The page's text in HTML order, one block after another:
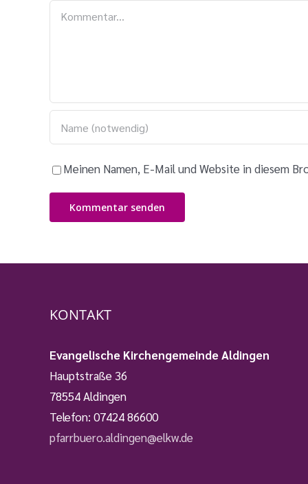
Kommentar
Meinen Namen, E-Mail und Website in diesem
KONTAKT
Evangelische Kirchengemeinde Aldingen
Hauptstraße 36
78554 Aldingen
Telefon: 07424 86600
pfarrbuero.aldingen@elkw.de